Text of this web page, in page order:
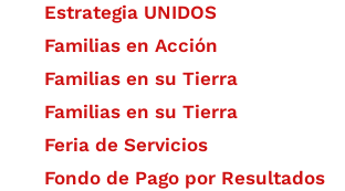
Estrategia UNIDOS
Familias en Acción
Familias en su Tierra
Familias en su Tierra
Feria de Servicios
Fondo de Pago por Resultados